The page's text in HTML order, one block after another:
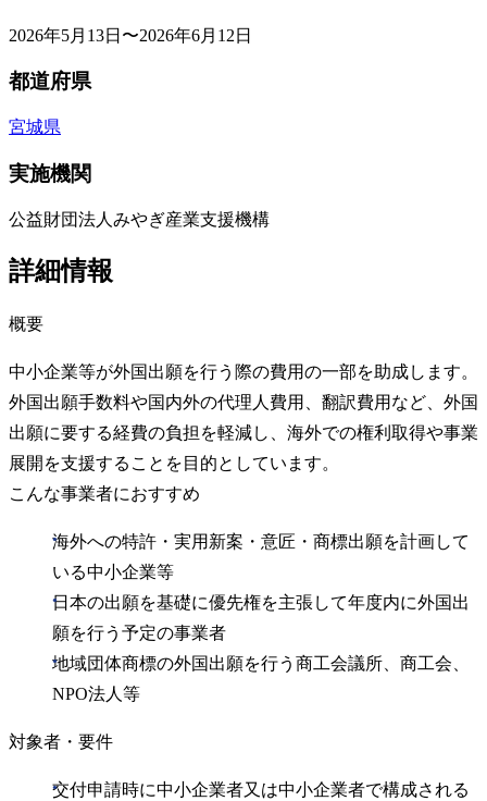
2026年5月13日〜2026年6月12日
都道府県
宮城県
実施機関
公益財団法人みやぎ産業支援機構
詳細情報
概要
中小企業等が外国出願を行う際の費用の一部を助成します。
外国出願手数料や国内外の代理人費用、翻訳費用など、外国
出願に要する経費の負担を軽減し、海外での権利取得や事業
展開を支援することを目的としています。
こんな事業者におすすめ
海外への特許・実用新案・意匠・商標出願を計画して
いる中小企業等
日本の出願を基礎に優先権を主張して年度内に外国出
願を行う予定の事業者
地域団体商標の外国出願を行う商工会議所、商工会、
NPO法人等
対象者・要件
交付申請時に中小企業者又は中小企業者で構成される